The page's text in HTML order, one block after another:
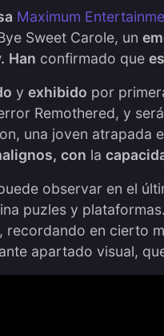
Maximum
Sweet Carole, un
Han confirmado que
yexhibido por
Remothered, y
una joven atrapada
con la
observar en el
puzles y
recordando en cierto
apartado visual,